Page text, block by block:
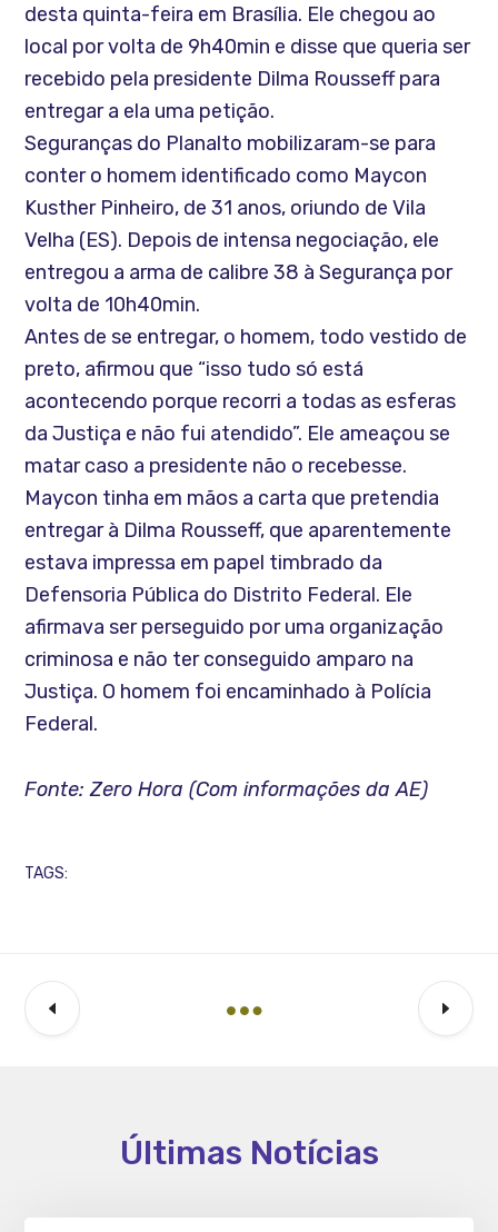
desta quinta-feira em Brasília. Ele chegou ao
local por volta de 9h40min e disse que queria ser
recebido pela presidente Dilma Rousseff para
entregar a ela uma petição.
Seguranças do Planalto mobilizaram-se para
conter o homem identificado como Maycon
Kusther Pinheiro, de 31 anos, oriundo de Vila
Velha (ES). Depois de intensa negociação, ele
entregou a arma de calibre 38 à Segurança por
volta de 10h40min.
Antes de se entregar, o homem, todo vestido de
preto, afirmou que “isso tudo só está
acontecendo porque recorri a todas as esferas
da Justiça e não fui atendido”. Ele ameaçou se
matar caso a presidente não o recebesse.
Maycon tinha em mãos a carta que pretendia
entregar à Dilma Rousseff, que aparentemente
estava impressa em papel timbrado da
Defensoria Pública do Distrito Federal. Ele
afirmava ser perseguido por uma organização
criminosa e não ter conseguido amparo na
Justiça. O homem foi encaminhado à Polícia
Federal.
Fonte: Zero Hora (Com informações da AE)
TAGS:
Últimas Notícias